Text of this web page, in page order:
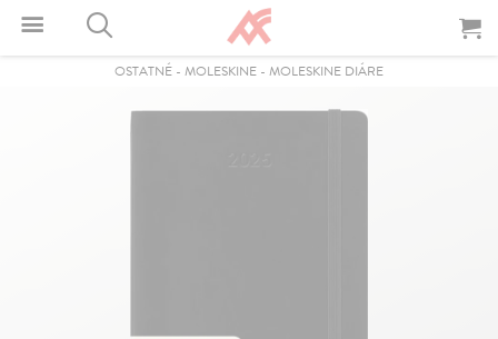
OSTATNÉ - MOLESKINE - MOLESKINE DIÁRE